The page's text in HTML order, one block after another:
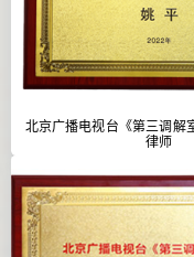
北京广播电视台《第三调解
律师